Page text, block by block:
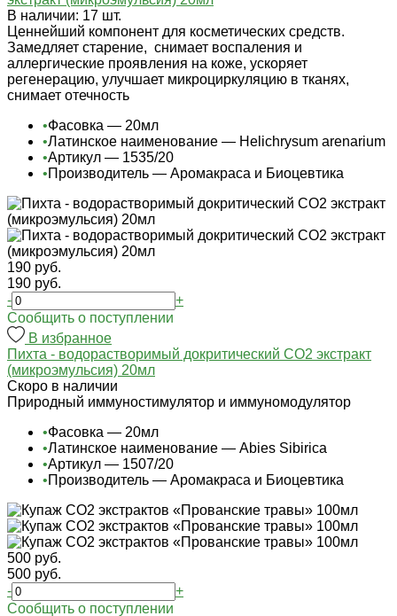
В наличии: 17 шт.
Ценнейший компонент для косметических средств.
Замедляет старение, снимает воспаления и
аллергические проявления на коже, ускоряет
регенерацию, улучшает микроциркуляцию в тканях,
снимает отечность
•Фасовка — 20мл
•Латинское наименование — Helichrysum arenarium
•Артикул — 1535/20
•Производитель — Аромакраса и Биоцевтика
190 руб.
190 руб.
-
+
Cообщить о поступлении
В избранное
Пихта - водорастворимый докритический СО2 экстракт
(микроэмульсия) 20мл
Cкоро в наличии
Природный иммуностимулятор и иммуномодулятор
•Фасовка — 20мл
•Латинское наименование — Abies Sibirica
•Артикул — 1507/20
•Производитель — Аромакраса и Биоцевтика
500 руб.
500 руб.
-
+
Cообщить о поступлении